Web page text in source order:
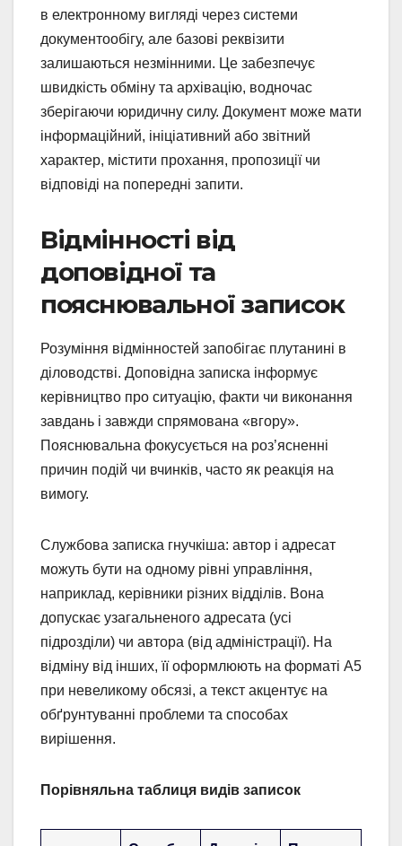
в електронному вигляді через системи
документообігу, але базові реквізити
залишаються незмінними. Це забезпечує
швидкість обміну та архівацію, водночас
зберігаючи юридичну силу. Документ може мати
інформаційний, ініціативний або звітний
характер, містити прохання, пропозиції чи
відповіді на попередні запити.
Відмінності від
доповідної та
пояснювальної записок
Розуміння відмінностей запобігає плутанині в
діловодстві. Доповідна записка інформує
керівництво про ситуацію, факти чи виконання
завдань і завжди спрямована «вгору».
Пояснювальна фокусується на роз’ясненні
причин подій чи вчинків, часто як реакція на
вимогу.
Службова записка гнучкіша: автор і адресат
можуть бути на одному рівні управління,
наприклад, керівники різних відділів. Вона
допускає узагальненого адресата (усі
підрозділи) чи автора (від адміністрації). На
відміну від інших, її оформлюють на форматі А5
при невеликому обсязі, а текст акцентує на
обґрунтуванні проблеми та способах
вирішення.
Порівняльна таблиця видів записок